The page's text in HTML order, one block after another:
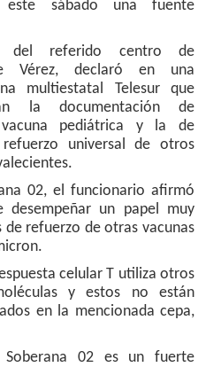
este sábado una fuente
del referido centro de
Vérez, declaró en una
multiestatal Telesur que
la documentación de
pediátrica y la de
universal de otros
02, el funcionario afirmó
desempeñar un papel muy
refuerzo de otras vacunas
celular T utiliza otros
y estos no están
en la mencionada cepa,
02 es un fuerte